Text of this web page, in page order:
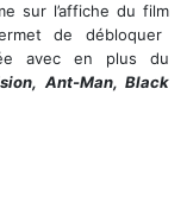
sur l’affiche du film
de débloquer
avec en plus du
Ant-Man, Black